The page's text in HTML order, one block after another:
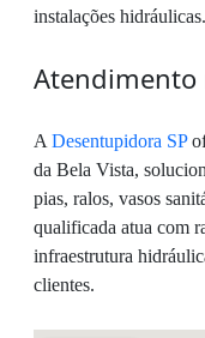
instalações hidráulicas.
Atendimento
A Desentupidora SP
da Bela Vista,
pias, ralos, vasos
qualificada atua com
infraestrutura
clientes.